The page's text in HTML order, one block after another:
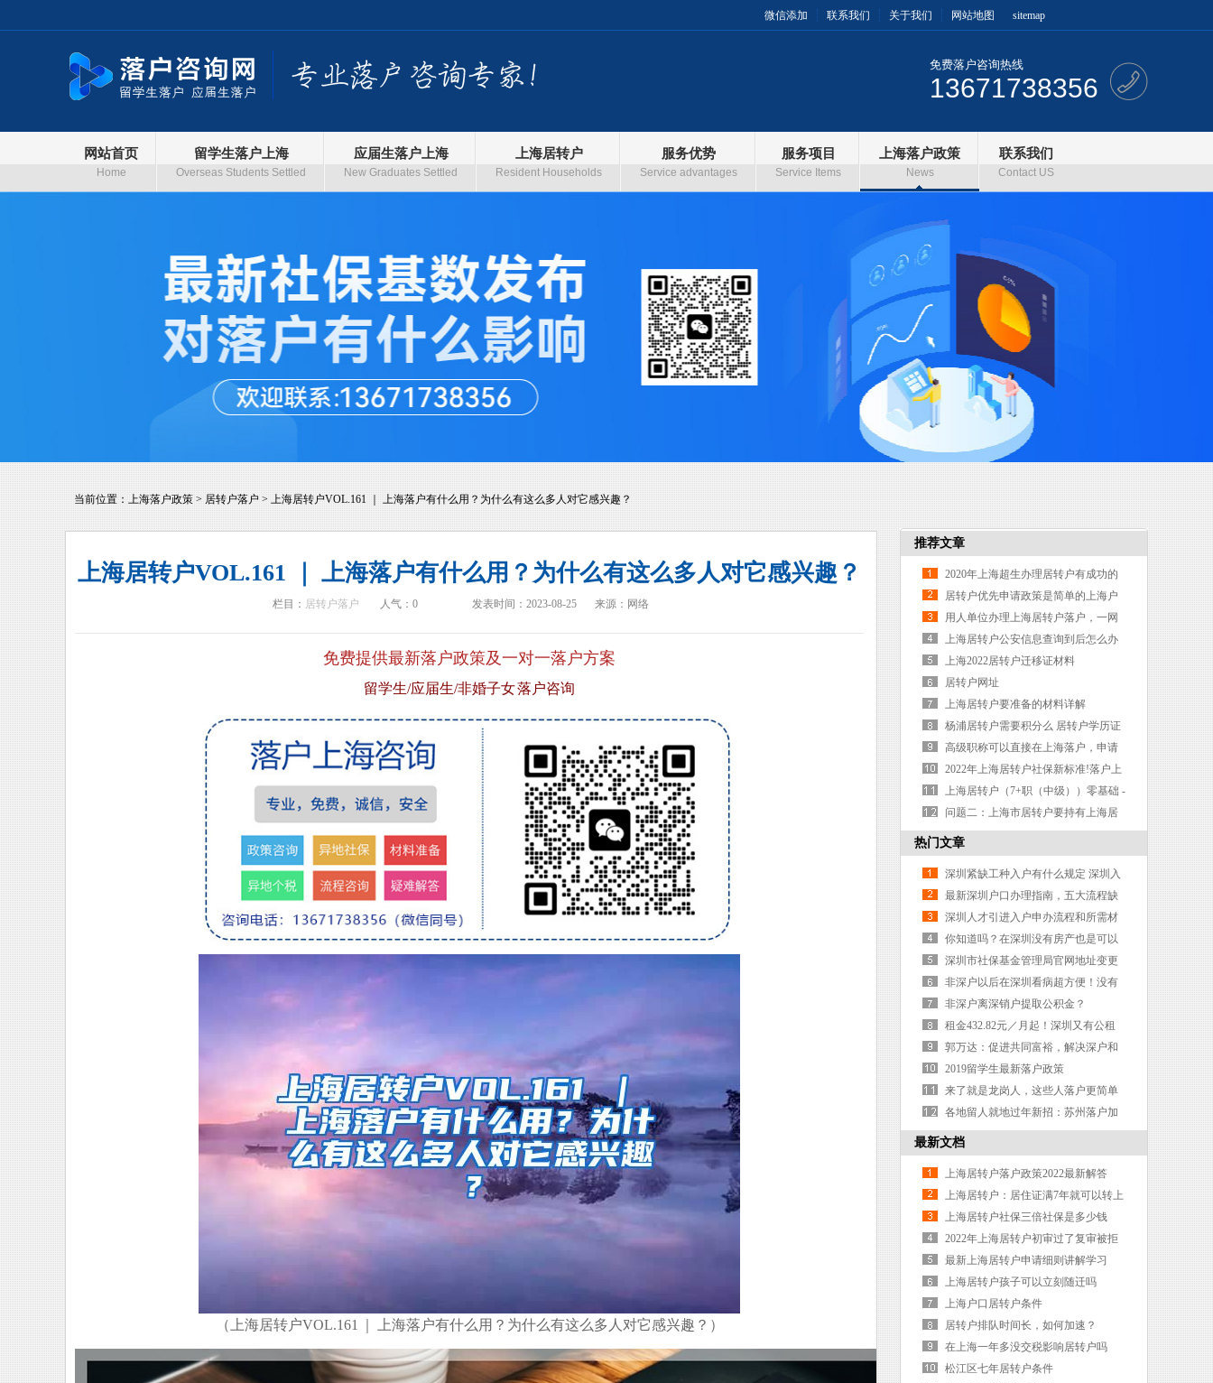
微信添加 联系我们 关于我们 网站地图 sitemap
免费落户咨询热线
13671738356
网站首页
Home
留学生落户上海
Overseas Students Settled
应届生落户上海
New Graduates Settled
上海居转户
Resident Households
服务优势
Service advantages
服务项目
Service Items
上海落户政策
News
联系我们
Contact US
当前位置： 上海落户政策 > 居转户落户 > 上海居转户VOL.161 ｜ 上海落户有什么用？为什么有这么多人对它感兴趣？
上海居转户VOL.161 ｜ 上海落户有什么用？为什么有这么多人对它感兴趣？
栏目： 居转户落户 人气： 0 发表时间：2023-08-25 来源：网络
免费提供最新落户政策及一对一落户方案
留学生/应届生/非婚子女 落户咨询
（上海居转户VOL.161 ｜ 上海落户有什么用？为什么有这么多人对它感兴趣？）
推荐文章
2020年上海超生办理居转户有成功的
吗
居转户优先申请政策是简单的上海户
口办理方式
用人单位办理上海居转户落户，一网
通办一次办好！不用再麻烦！
上海居转户公安信息查询到后怎么办
上海2022居转户迁移证材料
居转户网址
上海居转户要准备的材料详解
杨浦居转户需要积分么 居转户学历证
书需要上传吗 静安区上海居转户需要
条件流程
高级职称可以直接在上海落户，申请
上海居转户注意这些
2022年上海居转户社保新标准!落户上
海政策深度解读!
上海居转户（7+职（中级））零基础 -
- 社税一致篇
问题二：上海市居转户要持有上海居
住证满7年，这七年是连续7年还是累
计7年啊？
热门文章
深圳紧缺工种入户有什么规定 深圳入
户紧缺类技师证有哪些
最新深圳户口办理指南，五大流程缺
一不可
深圳人才引进入户申办流程和所需材
料
你知道吗？在深圳没有房产也是可以
落户的
深圳市社保基金管理局官网地址变更
啦，认准这个网页
非深户以后在深圳看病超方便！没有
居住证、不用回参保地结算也可以报
销了……
非深户离深销户提取公积金？
租金432.82元／月起！深圳又有公租
房认租开始！单间／两房／三房.
郭万达：促进共同富裕，解决深户和
非深户人口的公共服务差距
2019留学生最新落户政策
来了就是龙岗人，这些人落户更简单
啦！超全攻略来袭
各地留人就地过年新招：苏州落户加
15分，合肥经开区每人补贴2千元
最新文档
上海居转户落户政策2022最新解答
上海居转户：居住证满7年就可以转上
海户口吗？
上海居转户社保三倍社保是多少钱
2022年上海居转户初审过了复审被拒
概率0
最新上海居转户申请细则讲解学习
上海居转户孩子可以立刻随迁吗
上海户口居转户条件
居转户排队时间长，如何加速？
在上海一年多没交税影响居转户吗
松江区七年居转户条件